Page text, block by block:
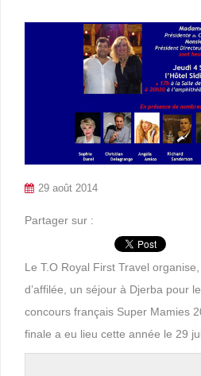
29 août 2014
Partager sur :
Le T.O Royal First Travel
d’affilée, un séjour à Djerba pour
concours français Super Mamies
finale a eu lieu cette année le 29